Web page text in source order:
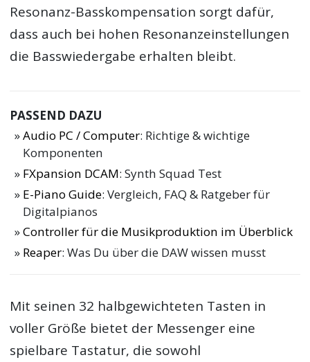
Resonanz-Basskompensation sorgt dafür,
dass auch bei hohen Resonanzeinstellungen
die Basswiedergabe erhalten bleibt.
PASSEND DAZU
Audio PC / Computer: Richtige & wichtige
Komponenten
FXpansion DCAM: Synth Squad Test
E-Piano Guide: Vergleich, FAQ & Ratgeber für
Digitalpianos
Controller für die Musikproduktion im Überblick
Reaper: Was Du über die DAW wissen musst
Mit seinen 32 halbgewichteten Tasten in
voller Größe bietet der Messenger eine
spielbare Tastatur, die sowohl